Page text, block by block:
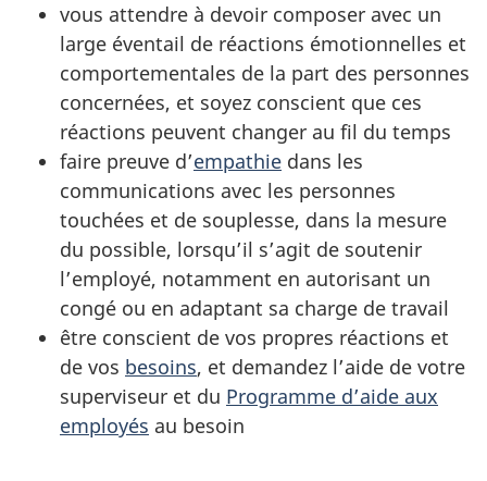
vous attendre à devoir composer avec un
large éventail de réactions émotionnelles et
comportementales de la part des personnes
concernées, et soyez conscient que ces
réactions peuvent changer au fil du temps
faire preuve d’empathie dans les
communications avec les personnes
touchées et de souplesse, dans la mesure
du possible, lorsqu’il s’agit de soutenir
l’employé, notamment en autorisant un
congé ou en adaptant sa charge de travail
être conscient de vos propres réactions et
de vos besoins, et demandez l’aide de votre
superviseur et du Programme d’aide aux
employés au besoin